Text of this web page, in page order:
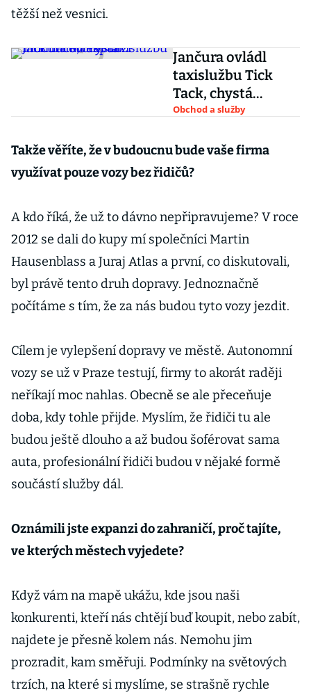
těžší než vesnici.
Jančura ovládl
taxislužbu Tick
Tack, chystá
mohutnou expanzi
Obchod a služby
Takže věříte, že v budoucnu bude vaše firma
využívat pouze vozy bez řidičů?
A kdo říká, že už to dávno nepřipravujeme? V roce
2012 se dali do kupy mí společníci Martin
Hausenblass a Juraj Atlas a první, co diskutovali,
byl právě tento druh dopravy. Jednoznačně
počítáme s tím, že za nás budou tyto vozy jezdit.
Cílem je vylepšení dopravy ve městě. Autonomní
vozy se už v Praze testují, firmy to akorát raději
neříkají moc nahlas. Obecně se ale přeceňuje
doba, kdy tohle přijde. Myslím, že řidiči tu ale
budou ještě dlouho a až budou šoférovat sama
auta, profesionální řidiči budou v nějaké formě
součástí služby dál.
Oznámili jste expanzi do zahraničí, proč tajíte,
ve kterých městech vyjedete?
Když vám na mapě ukážu, kde jsou naši
konkurenti, kteří nás chtějí buď koupit, nebo zabít,
najdete je přesně kolem nás. Nemohu jim
prozradit, kam směřuji. Podmínky na světových
trzích, na které si myslíme, se strašně rychle